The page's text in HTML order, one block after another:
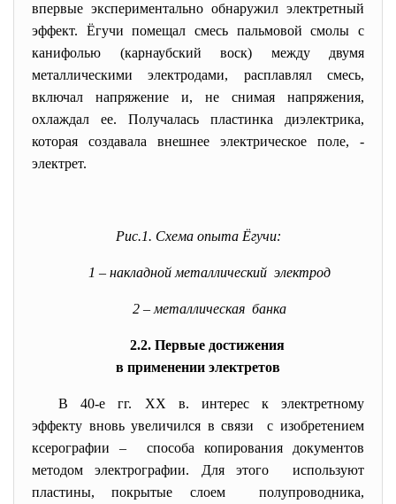
впервые экспериментально обнаружил электретный
эффект. Ёгучи помещал смесь пальмовой смолы с
канифолью (карнаубский воск) между двумя
металлическими электродами, расплавлял смесь,
включал напряжение и, не снимая напряжения,
охлаждал ее. Получалась пластинка диэлектрика,
которая создавала внешнее электрическое поле, -
электрет.
Рис.1. Схема опыта Ёгучи:
1 – накладной металлический электрод
2 – металлическая банка
2.2. Первые достижения
в применении электретов
В 40-е гг. ХХ в. интерес к электретному
эффекту вновь увеличился в связи с изобретением
ксерографии – способа копирования документов
методом электрографии. Для этого используют
пластины, покрытые слоем полупроводника,